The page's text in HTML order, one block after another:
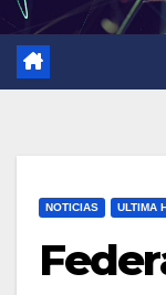
NOTICIAS ULTIMA